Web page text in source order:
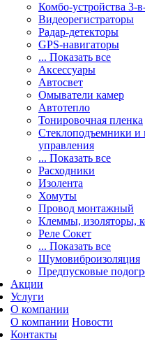
Комбо-устройства 3-
Видеорегистраторы
Радар-детекторы
GPS-навигаторы
... Показать все
Аксессуары
Автосвет
Омыватели камер
Автотепло
Тонировочная пленка
Стеклоподъемники и
управления
... Показать все
Расходники
Изолента
Хомуты
Провод монтажный
Клеммы, изоляторы,
Реле Сокет
... Показать все
Шумовиброизоляция
Предпусковые
Акции
Услуги
О компании
О компании Новости
Контакты